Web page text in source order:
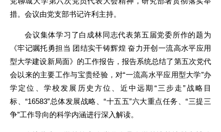
措。会议由党支部书记许利主持。
会议集体学习了白成林同志代表第五届党委所作的题为
《牢记嘱托勇担当 团结实干铸辉煌 奋力开创一流高水平应用
型大学建设新局面》的工作报告，报告系统总结了第五次党代
会以来的主要工作与宝贵经验，对“一流高水平应用型大学”办
学定位、学校发展历史方位、近中远期“三步走”战略目
标、“16583”总体发展战略、“十五五”六大重点任务、“三提三
争”工作导向的科学内涵进行深入解读。